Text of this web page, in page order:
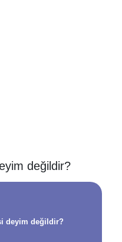
değildir?
deyim değildir?